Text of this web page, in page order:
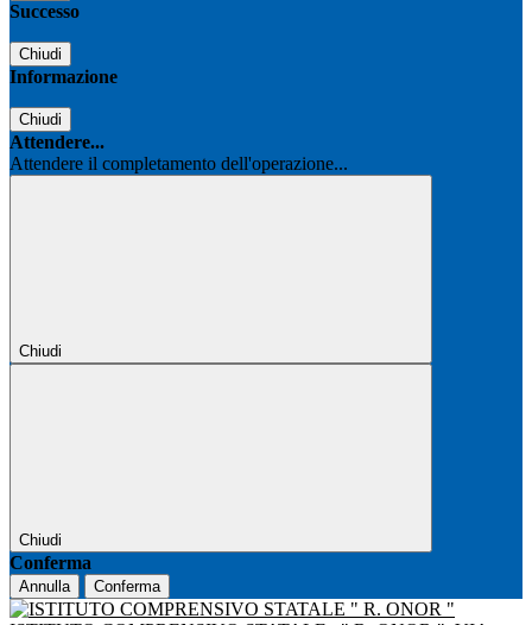
Successo
Chiudi
Informazione
Chiudi
Attendere...
Attendere il completamento dell'operazione...
Chiudi
Chiudi
Conferma
Annulla Conferma